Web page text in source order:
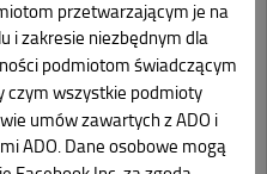
przetwarzającym je na
i zakresie niezbędnym dla
podmiotom świadczącym
czym wszystkie podmioty
umów zawartych z ADO i
ADO. Dane osobowe mogą